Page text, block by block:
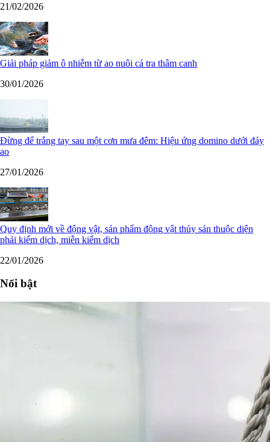
21/02/2026
Giải pháp giảm ô nhiễm từ ao nuôi cá tra thâm canh
30/01/2026
Đừng để trắng tay sau một cơn mưa đêm: Hiệu ứng domino dưới đáy
ao
27/01/2026
Quy định mới về động vật, sản phẩm động vật thủy sản thuộc diện
phải kiểm dịch, miễn kiểm dịch
22/01/2026
Nổi bật